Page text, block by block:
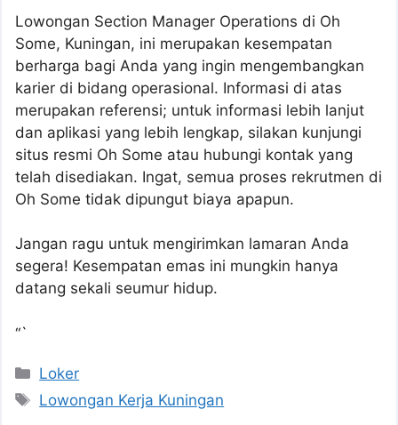
Lowongan Section Manager Operations di Oh
Some, Kuningan, ini merupakan kesempatan
berharga bagi Anda yang ingin mengembangkan
karier di bidang operasional. Informasi di atas
merupakan referensi; untuk informasi lebih lanjut
dan aplikasi yang lebih lengkap, silakan kunjungi
situs resmi Oh Some atau hubungi kontak yang
telah disediakan. Ingat, semua proses rekrutmen di
Oh Some tidak dipungut biaya apapun.
Jangan ragu untuk mengirimkan lamaran Anda
segera! Kesempatan emas ini mungkin hanya
datang sekali seumur hidup.
“`
Kategori
Loker
Tag
Lowongan Kerja Kuningan